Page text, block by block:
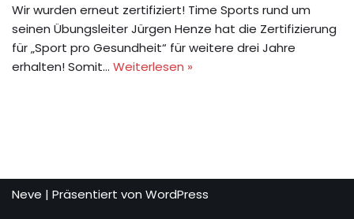
Wir wurden erneut zertifiziert! Time Sports rund um
seinen Übungsleiter Jürgen Henze hat die Zertifizierung
für „Sport pro Gesundheit“ für weitere drei Jahre
erhalten! Somit… Weiterlesen »
Neve | Präsentiert von WordPress